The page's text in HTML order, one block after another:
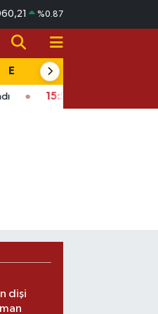
%0.87
EĞİTİM
Bağlarbaşı Mahallesi'nde 101.
dişi